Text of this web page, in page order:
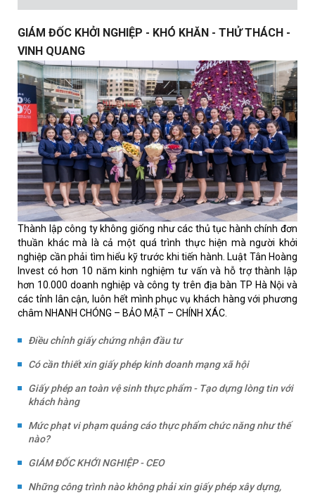
GIÁM ĐỐC KHỞI NGHIỆP - KHÓ KHĂN - THỬ THÁCH -
VINH QUANG
Thành lập công ty không giống như các thủ tục hành chính đơn
thuần khác mà là cả một quá trình thực hiện mà người khởi
nghiệp cần phải tìm hiểu kỹ trước khi tiến hành. Luật Tân Hoàng
Invest có hơn 10 năm kinh nghiệm tư vấn và hỗ trợ thành lập
hơn 10.000 doanh nghiệp và công ty trên địa bàn TP Hà Nội và
các tỉnh lân cận, luôn hết mình phục vụ khách hàng với phương
châm NHANH CHÓNG – BẢO MẬT – CHÍNH XÁC.
Điều chỉnh giấy chứng nhận đầu tư
Có cần thiết xin giấy phép kinh doanh mạng xã hội
Giấy phép an toàn vệ sinh thực phẩm - Tạo dựng lòng tin với
khách hàng
Mức phạt vi phạm quảng cáo thực phẩm chức năng như thế
nào?
GIÁM ĐỐC KHỚI NGHIỆP - CEO
Những công trình nào không phải xin giấy phép xây dựng,